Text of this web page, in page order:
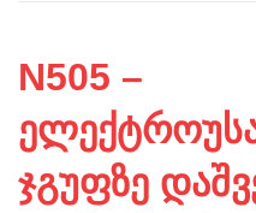
N505 –
ჯგუფზე